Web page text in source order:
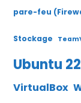
pare-feu
Stockage
Ubuntu
VirtualBox